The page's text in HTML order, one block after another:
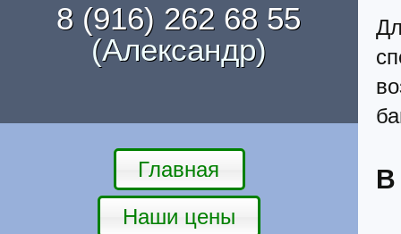
8 (916) 262 68 55
(Александр)
Главная
Наши цены
В